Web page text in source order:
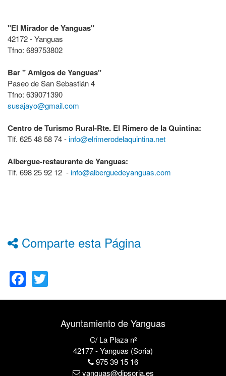
"El Mirador de Yanguas"
42172 - Yanguas
Tfno: 689753802
Bar " Amigos de Yanguas"
Paseo de San Sebastián 4
Tfno: 639071390
susajayo@gmail.com
Centro de Turismo Rural-Rte. El Rimero de la Quintina:
Tlf. 625 48 58 74 -info@elrimerodelaquintina.net
Albergue-restaurante de Yanguas:
Tlf. 698 25 92 12 -info@alberguedeyanguas.com
Comparte esta Página
Facebook
Ayuntamiento de Yanguas
C/ La Plaza nº
42177 - Yanguas (Soria)
975 39 15 16
yanguas@dipsoria.es